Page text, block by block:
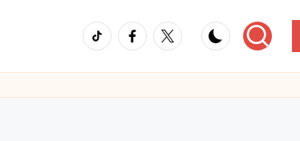
TikTokFacebook
Twitter